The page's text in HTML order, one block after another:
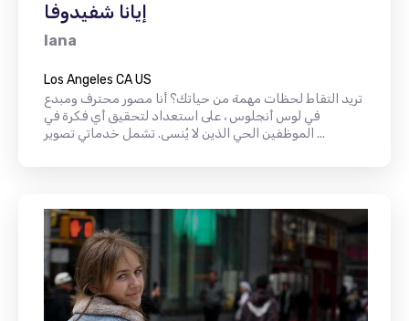
إيانا شفيدوفا
Iana
Los Angeles CA US
تريد التقاط لحظات مهمة من حياتك؟ أنا مصور محترف ومبدع
في لوس أنجلوس ، على استعداد لتحقيق أي فكرة في
الموظفين الحي الذين لا يُنسى. تشمل خدماتي تصوير ...